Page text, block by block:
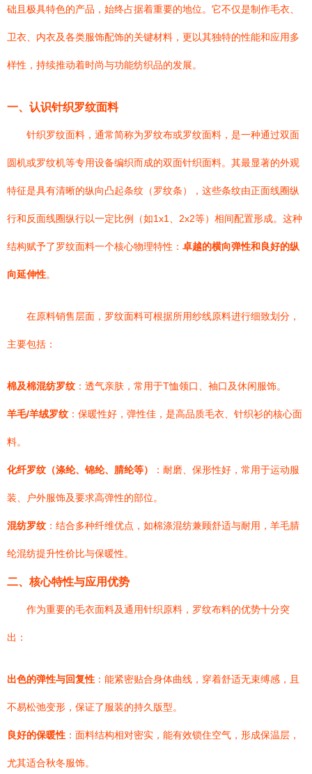
础且极具特色的产品，始终占据着重要的地位。它不仅是制作毛衣、
卫衣、内衣及各类服饰配饰的关键材料，更以其独特的性能和应用多
样性，持续推动着时尚与功能纺织品的发展。
一、认识针织罗纹面料
针织罗纹面料，通常简称为罗纹布或罗纹面料，是一种通过双面
圆机或罗纹机等专用设备编织而成的双面针织面料。其最显著的外观
特征是具有清晰的纵向凸起条纹（罗纹条），这些条纹由正面线圈纵
行和反面线圈纵行以一定比例（如1x1、2x2等）相间配置形成。这种
结构赋予了罗纹面料一个核心物理特性： 卓越的横向弹性和良好的纵
向延伸性。
在原料销售层面，罗纹面料可根据所用纱线原料进行细致划分，
主要包括：
棉及棉混纺罗纹 ：透气亲肤，常用于T恤领口、袖口及休闲服饰。
羊毛/羊绒罗纹 ：保暖性好，弹性佳，是高品质毛衣、针织衫的核心面
料。
化纤罗纹（涤纶、锦纶、腈纶等） ：耐磨、保形性好，常用于运动服
装、户外服饰及要求高弹性的部位。
混纺罗纹 ：结合多种纤维优点，如棉涤混纺兼顾舒适与耐用，羊毛腈
纶混纺提升性价比与保暖性。
二、核心特性与应用优势
作为重要的毛衣面料及通用针织原料，罗纹布料的优势十分突
出：
出色的弹性与回复性 ：能紧密贴合身体曲线，穿着舒适无束缚感，且
不易松弛变形，保证了服装的持久版型。
良好的保暖性 ：面料结构相对密实，能有效锁住空气，形成保温层，
尤其适合秋冬服饰。